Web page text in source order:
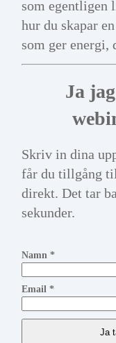
som egentligen
hur du skapar
som ger energi,
Ja
Skriv in dina
får du tillgång
direkt. Det tar
sekunder.
Namn *
Email *